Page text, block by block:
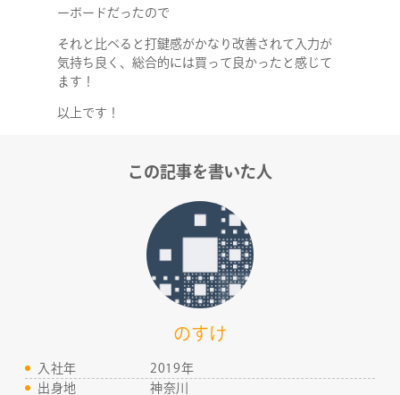
STAFF BLOG
CONTACT
ーボードだったので
それと比べると打鍵感がかなり改善されて入力が
気持ち良く、総合的には買って良かったと感じて
ます！
以上です！
この記事を書いた人
のすけ
入社年
2019年
出身地
神奈川